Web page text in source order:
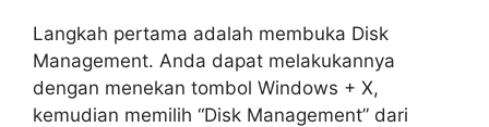
Langkah pertama adalah membuka Disk
Management. Anda dapat melakukannya
dengan menekan tombol Windows + X,
kemudian memilih “Disk Management” dari